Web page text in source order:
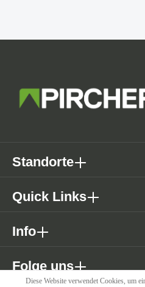
Folge uns
Standorte
Quick Links
Info
Diese Website verwendet Cookies, um